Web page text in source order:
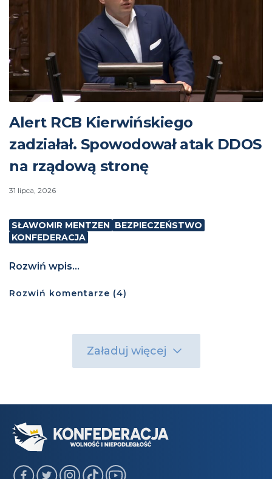
Alert RCB Kierwińskiego
zadziałał. Spowodował atak DDOS
na rządową stronę
31 lipca, 2026
SŁAWOMIR MENTZEN BEZPIECZEŃSTWO
KONFEDERACJA
Rozwiń wpis...
Rozwiń komentarze (4)
Załaduj więcej